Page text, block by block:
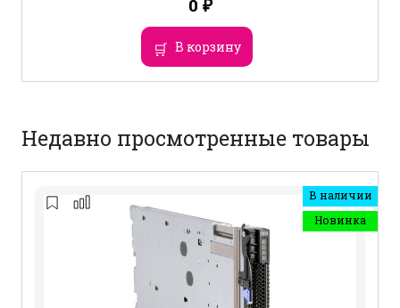
0 ₽
В корзину
Недавно просмотренные товары
В наличии
Новинка